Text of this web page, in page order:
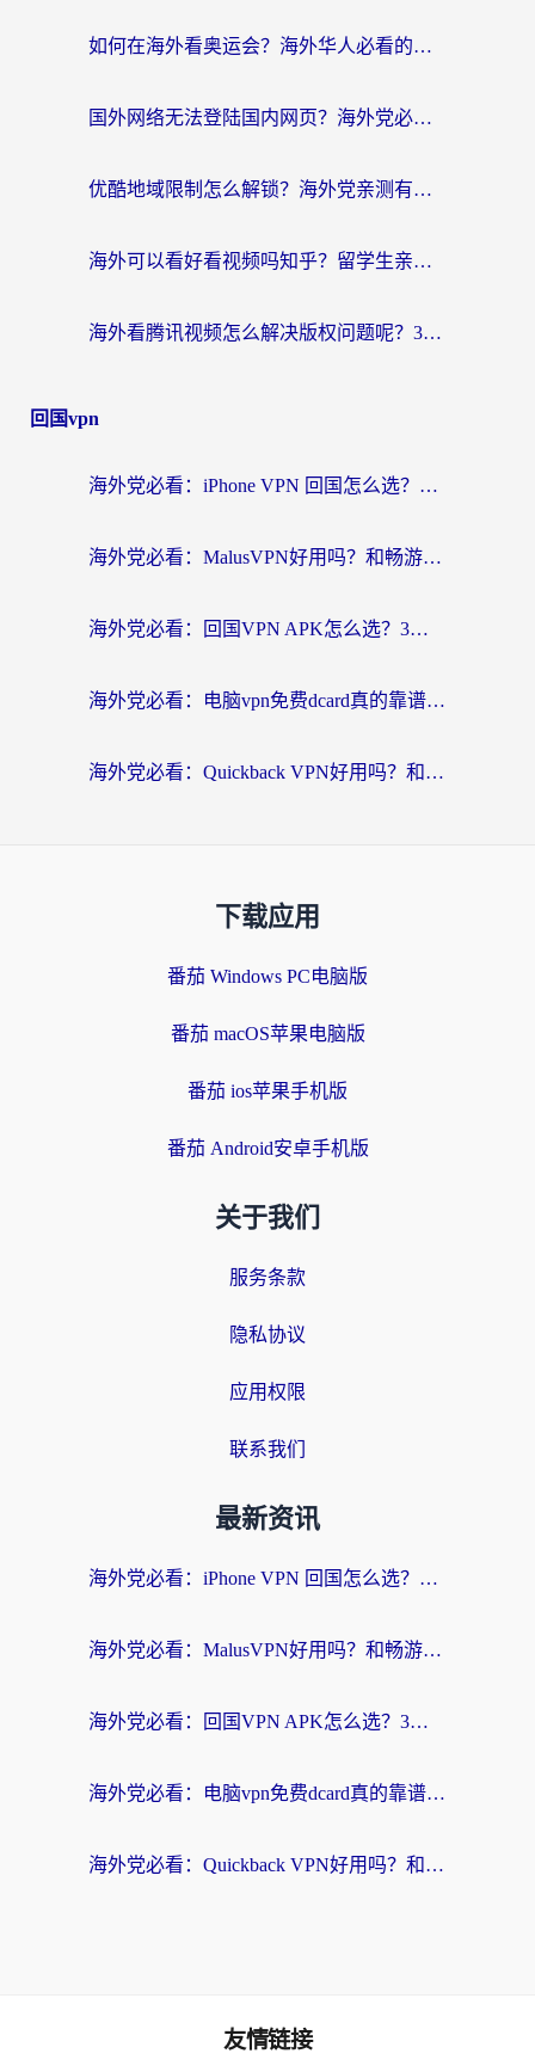
如何在海外看奥运会？海外华人必看的体育赛事直播终极指南
国外网络无法登陆国内网页？海外党必看：选对回国加速器实现无缝访问
优酷地域限制怎么解锁？海外党亲测有效的追剧自由指南
海外可以看好看视频吗知乎？留学生亲测有效的回国追剧解决方案
海外看腾讯视频怎么解决版权问题呢？3步让你轻松解锁国内影视自由
回国vpn
海外党必看：iPhone VPN 回国怎么选？一篇搞定无缝访问国内资源
海外党必看：MalusVPN好用吗？和畅游VPN对比哪个回国效果更好？附穿梭飞鱼神龟真实体验
海外党必看：回国VPN APK怎么选？3步教你无缝刷国内剧玩国服
海外党必看：电脑vpn免费dcard真的靠谱吗？教你选对回国加速器无缝访问国内资源
海外党必看：Quickback VPN好用吗？和小黑牛VPN对比哪个回国效果更好？附真实体验+避坑指南
下载应用
番茄 Windows PC电脑版
番茄 macOS苹果电脑版
番茄 ios苹果手机版
番茄 Android安卓手机版
关于我们
服务条款
隐私协议
应用权限
联系我们
最新资讯
海外党必看：iPhone VPN 回国怎么选？一篇搞定无缝访问国内资源
海外党必看：MalusVPN好用吗？和畅游VPN对比哪个回国效果更好？附穿梭飞鱼神龟真实体验
海外党必看：回国VPN APK怎么选？3步教你无缝刷国内剧玩国服
海外党必看：电脑vpn免费dcard真的靠谱吗？教你选对回国加速器无缝访问国内资源
海外党必看：Quickback VPN好用吗？和小黑牛VPN对比哪个回国效果更好？附真实体验+避坑指南
友情链接